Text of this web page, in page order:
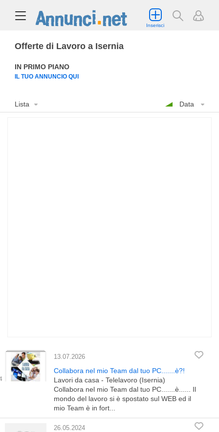
Inserisci
Offerte di Lavoro a Isernia
IN PRIMO PIANO
IL TUO ANNUNCIO QUI
Lista Data
13.07.2026
Collabora nel mio Team dal tuo PC.......è?!
Lavori da casa - Telelavoro (Isernia)
Collabora nel mio Team dal tuo PC.......è...... Il
mondo del lavoro si è spostato sul WEB ed il
mio Team è in fort...
26.05.2024